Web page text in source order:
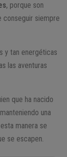
, porque son
conseguir siempre
y tan energéticas
las aventuras
que ha nacido
una
manera se
se escapen.